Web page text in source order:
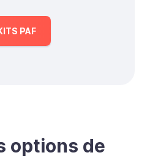
PAF
options de